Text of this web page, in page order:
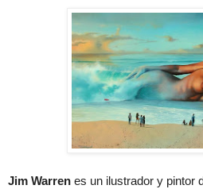
Jim Warren es un ilustrador y pintor